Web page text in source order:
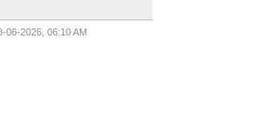
06-2026, 06:10 AM